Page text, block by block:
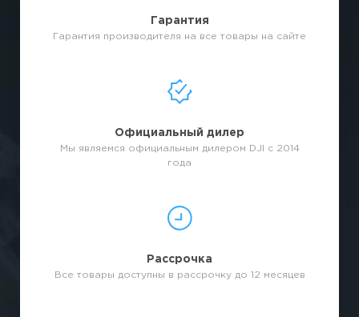
Гарантия
Гарантия производителя на все товары на сайте
Официальный дилер
Мы являемся официальным дилером DJI с 2014
года
Рассрочка
Все товары доступны в рассрочку до 12 месяцев